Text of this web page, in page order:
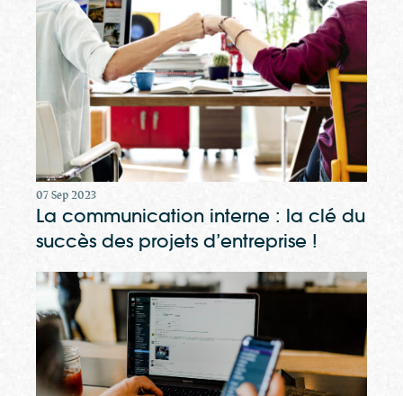
07 Sep 2023
La communication interne : la clé du
succès des projets d’entreprise !